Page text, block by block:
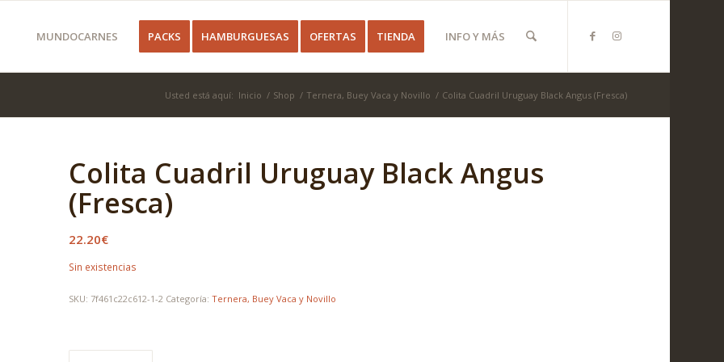
MUNDOCARNES PACKS HAMBURGUESAS OFERTAS TIENDA INFO Y MÁS
Usted está aquí: Inicio / Shop / Ternera, Buey Vaca y Novillo / Colita Cuadril Uruguay Black Angus (Fresca)
Colita Cuadril Uruguay Black Angus
(Fresca)
22.20€
Sin existencias
SKU: 7f461c22c612-1-2 Categoría:Ternera, Buey Vaca y Novillo